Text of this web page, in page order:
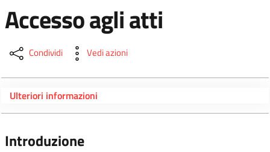
Accesso agli atti
Condividi Vedi azioni
Ulteriori informazioni
Introduzione